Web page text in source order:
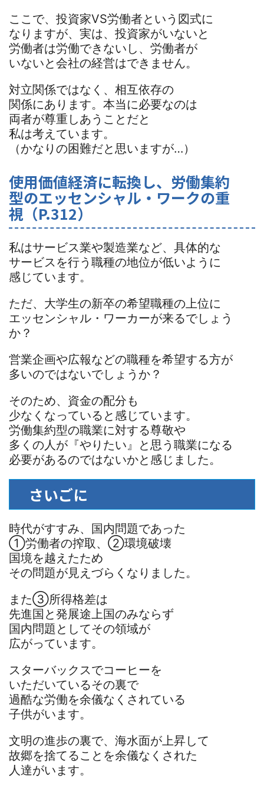
ここで、投資家VS労働者という図式に
なりますが、実は、投資家がいないと
労働者は労働できないし、労働者が
いないと会社の経営はできません。
対立関係ではなく、相互依存の
関係にあります。本当に必要なのは
両者が尊重しあうことだと
私は考えています。
（かなりの困難だと思いますが…）
使用価値経済に転換し、労働集約
型のエッセンシャル・ワークの重
視（P.312）
私はサービス業や製造業など、具体的な
サービスを行う職種の地位が低いように
感じています。
ただ、大学生の新卒の希望職種の上位に
エッセンシャル・ワーカーが来るでしょう
か？
営業企画や広報などの職種を希望する方が
多いのではないでしょうか？
そのため、資金の配分も
少なくなっていると感じています。
労働集約型の職業に対する尊敬や
多くの人が『やりたい』と思う職業になる
必要があるのではないかと感じました。
さいごに
時代がすすみ、国内問題であった
①労働者の搾取、②環境破壊
国境を越えたため
その問題が見えづらくなりました。
また③所得格差は
先進国と発展途上国のみならず
国内問題としてその領域が
広がっています。
スターバックスでコーヒーを
いただいているその裏で
過酷な労働を余儀なくされている
子供がいます。
文明の進歩の裏で、海水面が上昇して
故郷を捨てることを余儀なくされた
人達がいます。